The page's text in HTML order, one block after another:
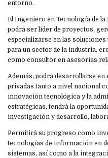
entorno.
El Ingeniero en Tecnología de
podrá ser líder de proyectos,
especializarse en las
para un sector de la industria,
como consultor en asesorías
Además, podrá desarrollarse
privadas tanto a nivel nacional
innovación tecnológica y la
estratégicas, tendrá la
investigación y desarrollo,
Permitirá su progreso como
tecnologías de información en
sistemas, así como a la